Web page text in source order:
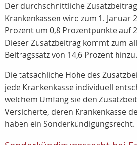
Der durchschnittliche
Krankenkassen wird zum 1. Januar
Prozent um 0,8 Prozentpunkte auf
Dieser Zusatzbeitrag kommt zum
Beitragssatz von 14,6 Prozent hinzu.
Die tatsächliche Höhe des
jede Krankenkasse individuell
welchem Umfang sie den
Versicherte, deren Krankenkasse
haben ein Sonderkündigungsrecht.